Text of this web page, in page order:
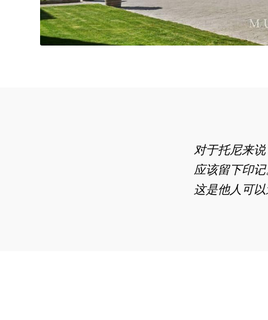
对于托尼来
应该留下印
这是他人可以